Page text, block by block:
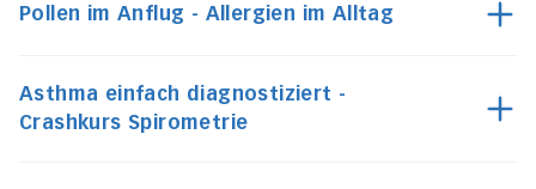
Pollen im Anflug - Allergien im Alltag
Asthma einfach diagnostiziert -
Crashkurs Spirometrie